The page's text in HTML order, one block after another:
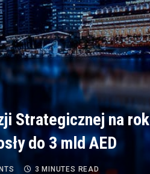
Strategicznej na rok
do 3 mld AED
3 MINUTES READ